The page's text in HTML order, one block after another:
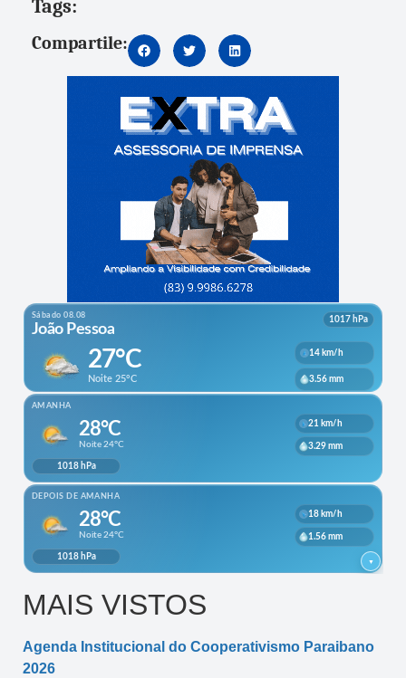
Tags:
Compartile:
MAIS VISTOS
Agenda Institucional do Cooperativismo Paraibano
2026